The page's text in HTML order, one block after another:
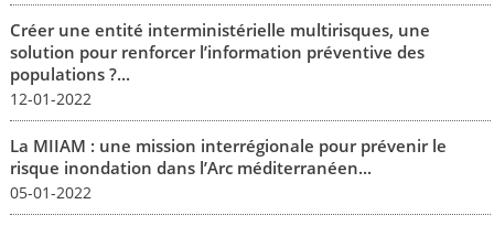
Créer une entité interministérielle multirisques, une
solution pour renforcer l’information préventive des
populations ?...
12-01-2022
La MIIAM : une mission interrégionale pour prévenir le
risque inondation dans l’Arc méditerranéen...
05-01-2022